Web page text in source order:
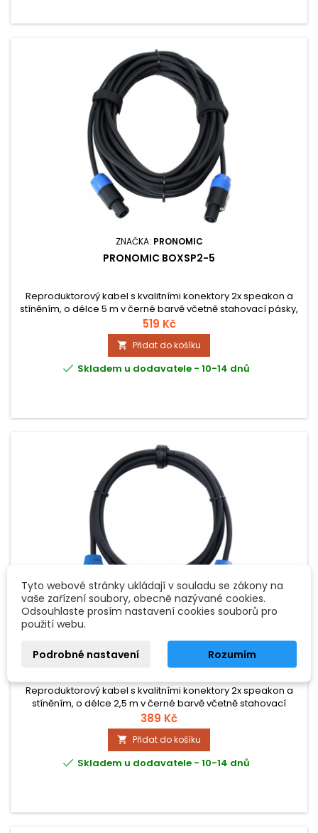
ZNAČKA: PRONOMIC
PRONOMIC BOXSP2-5
Reproduktorový kabel s kvalitními konektory 2x speakon a
stíněním, o délce 5 m v černé barvě včetně stahovací pásky,
průřez jádra 2x 2,5 mm²
519 Kč
 Přidat do košíku
 Skladem u dodavatele - 10-14 dnů
PRONOMIC BOXSP2-2.5
Reproduktorový kabel s kvalitními konektory 2x speakon a
stíněním, o délce 2,5 m v černé barvě včetně stahovací
pásky, průřez jádra 2x 2,5 mm²
389 Kč
 Přidat do košíku
 Skladem u dodavatele - 10-14 dnů
Tyto webové stránky ukládají v souladu se zákony na
vaše zařízení soubory, obecně nazývané cookies.
Odsouhlaste prosím nastavení cookies souborů pro
použití webu.
Podrobné nastavení Rozumím